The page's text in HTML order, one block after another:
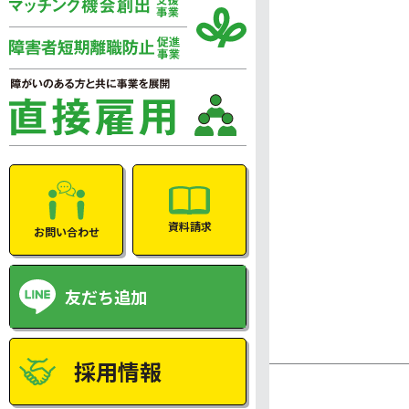
お問い合わせ 資料請求
友だち追加
採用情報